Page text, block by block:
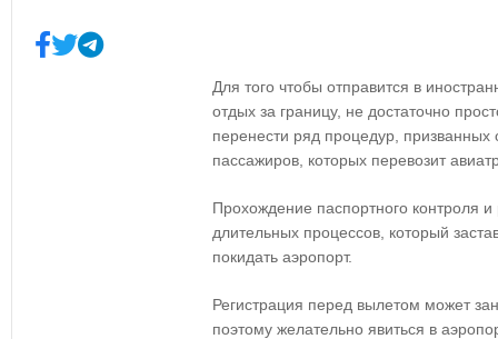
Для того чтобы отправится в
отдых за границу, не достаточно
перенести ряд процедур, призванных
пассажиров, которых перевозит
Прохождение паспортного контроля
длительных процессов, который
покидать аэропорт.
Регистрация перед вылетом может
поэтому желательно явиться в